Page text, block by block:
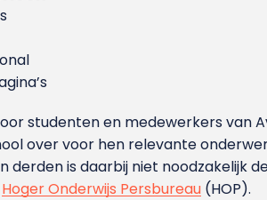
studenten en medewerkers van
over voor hen relevante
is daarbij niet noodzakelijk
Hoger Onderwijs Persbureau (HOP).